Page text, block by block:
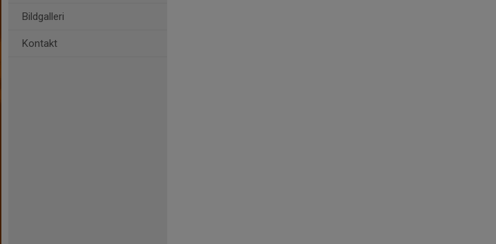
Bildgalleri
Kontakt